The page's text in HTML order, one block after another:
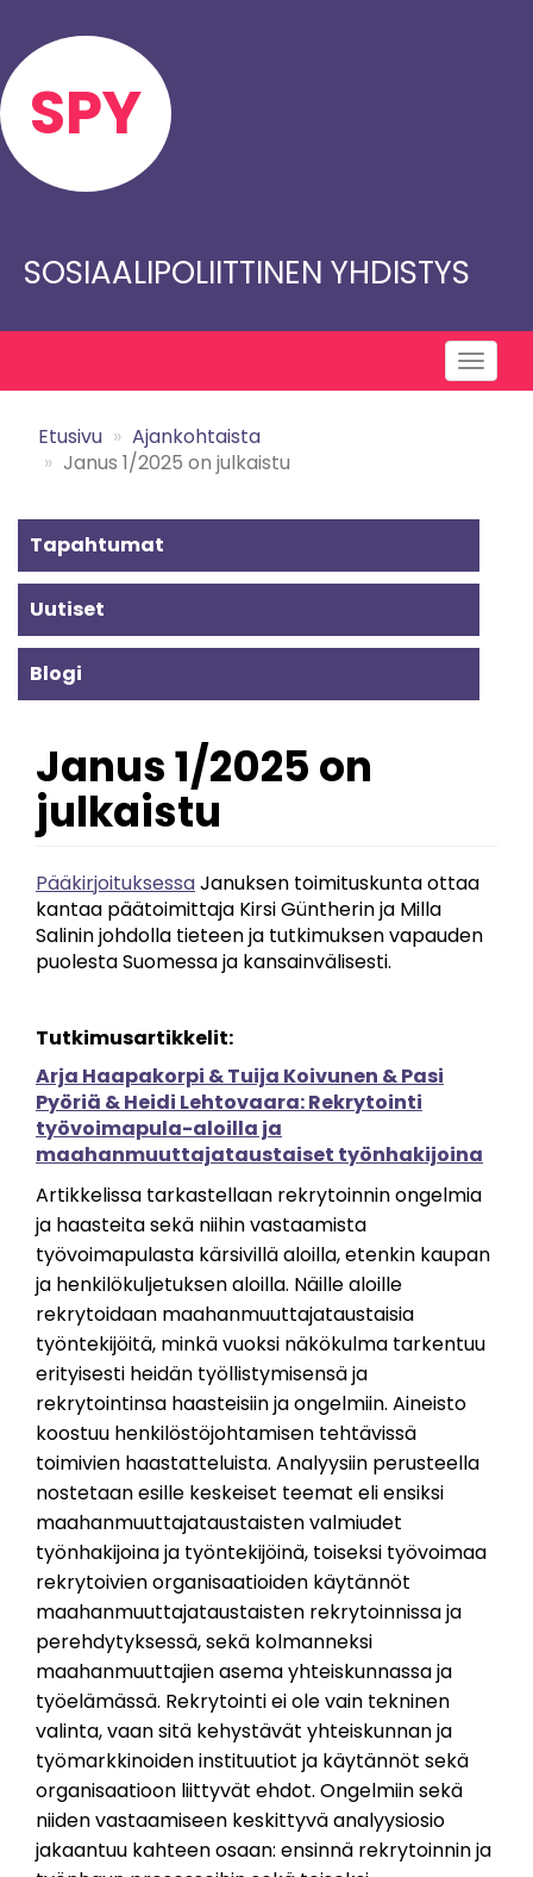
main
content
SPY
SOSIAALIPOLIITTINEN YHDISTYS
Toggle
Etusivu
Ajankohtaista
Janus 1/2025 on julkaistu
Alavalikko
-
ajankohtaista
Tapahtumat
Uutiset
Blogi
Janus 1/2025 on
julkaistu
PääkirjoituksessaJanuksen toimituskunta ottaa
kantaa päätoimittaja Kirsi Güntherin ja Milla
Salinin johdolla tieteen ja tutkimuksen vapauden
puolesta Suomessa ja kansainvälisesti.
Tutkimusartikkelit:
Arja Haapakorpi & Tuija Koivunen & Pasi
Pyöriä & Heidi Lehtovaara: Rekrytointi
työvoimapula-aloilla ja
maahanmuuttajataustaiset työnhakijoina
Artikkelissa tarkastellaan rekrytoinnin ongelmia
ja haasteita sekä niihin vastaamista
työvoimapulasta kärsivillä aloilla, etenkin kaupan
ja henkilökuljetuksen aloilla. Näille aloille
rekrytoidaan maahanmuuttajataustaisia
työntekijöitä, minkä vuoksi näkökulma tarkentuu
erityisesti heidän työllistymisensä ja
rekrytointinsa haasteisiin ja ongelmiin. Aineisto
koostuu henkilöstöjohtamisen tehtävissä
toimivien haastatteluista. Analyysiin perusteella
nostetaan esille keskeiset teemat eli ensiksi
maahanmuuttajataustaisten valmiudet
työnhakijoina ja työntekijöinä, toiseksi työvoimaa
rekrytoivien organisaatioiden käytännöt
maahanmuuttajataustaisten rekrytoinnissa ja
perehdytyksessä, sekä kolmanneksi
maahanmuuttajien asema yhteiskunnassa ja
työelämässä. Rekrytointi ei ole vain tekninen
valinta, vaan sitä kehystävät yhteiskunnan ja
työmarkkinoiden instituutiot ja käytännöt sekä
organisaatioon liittyvät ehdot. Ongelmiin sekä
niiden vastaamiseen keskittyvä analyysiosio
jakaantuu kahteen osaan: ensinnä rekrytoinnin ja